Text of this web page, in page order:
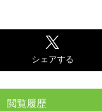
シェアする
閲覧履歴